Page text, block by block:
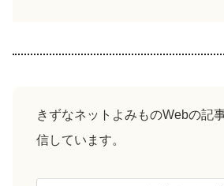
きずなネットよみものWebの記
信しています。